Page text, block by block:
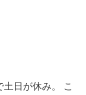
日が休み。 こ